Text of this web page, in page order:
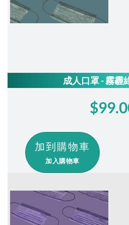
成人口罩 - 霧霾
加入購物車